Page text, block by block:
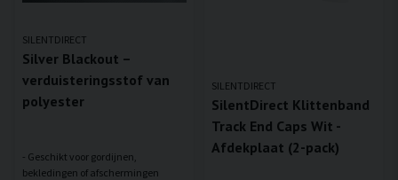
SILENTDIRECT
Silver Blackout –
verduisteringsstof van
polyester
- Geschikt voor gordijnen,
bekledingen of afschermingen
SILENTDIRECT
SilentDirect Klittenband
Track End Caps Wit -
Afdekplaat (2-pack)